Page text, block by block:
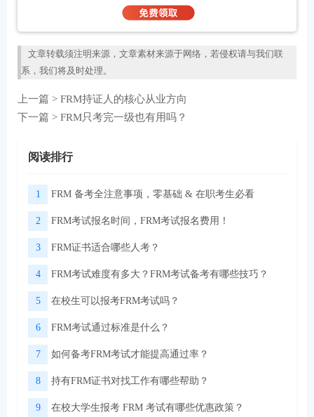
文章转载须注明来源，文章素材来源于网络，若侵权请与我们联
系，我们将及时处理。
上一篇 > FRM持证人的核心从业方向
下一篇 > FRM只考完一级也有用吗？
阅读排行
1 FRM 备考全注意事项，零基础 & 在职考生必看
2 FRM考试报名时间，FRM考试报名费用！
3 FRM证书适合哪些人考？
4 FRM考试难度有多大？FRM考试备考有哪些技巧？
5 在校生可以报考FRM考试吗？
6 FRM考试通过标准是什么？
7 如何备考FRM考试才能提高通过率？
8 持有FRM证书对找工作有哪些帮助？
9 在校大学生报考 FRM 考试有哪些优惠政策？